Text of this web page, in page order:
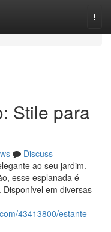
Stile para
Discuss
ao seu jardim.
esse esplanada é
em diversas
43413800/estante-